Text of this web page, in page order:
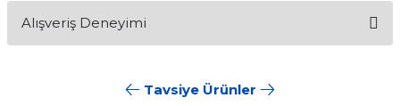
konularda yetersiz gördüğünüz noktaları öneri formunu
kullanarak tarafımıza iletebilirsiniz.
Alışveriş Deneyimi
Sitemize ilk yorumu siz yapın!
Tavsiye Ürünler